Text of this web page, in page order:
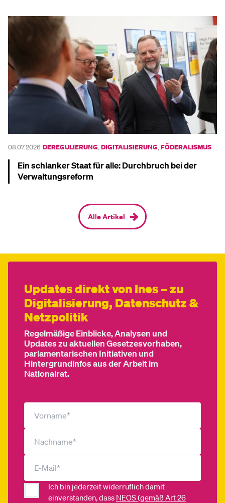
08.07.2026 DEREGULIERUNG DIGITALISIERUNG FÖDERALISMUS
Ein schlanker Staat für alle: Durchbruch bei der
Verwaltungs­reform
Alle Artikel
Updates direkt von Ines – zu
Digitalisierung, Datenschutz &
Netzpolitik
Regelmäßige Einblicke, Analysen und
Updates zu aktuellen Gesetzesvorhaben,
parlamentarischen Initiativen und
Hintergrundinfos aus der Arbeit im
Nationalrat.
Ich bin jederzeit widerruflich damit
einverstanden, dass NEOS (gemäß Art 26